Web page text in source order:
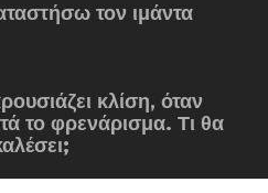
τον ιμάντα
κλίση, όταν
φρενάρισμα. Τι θα